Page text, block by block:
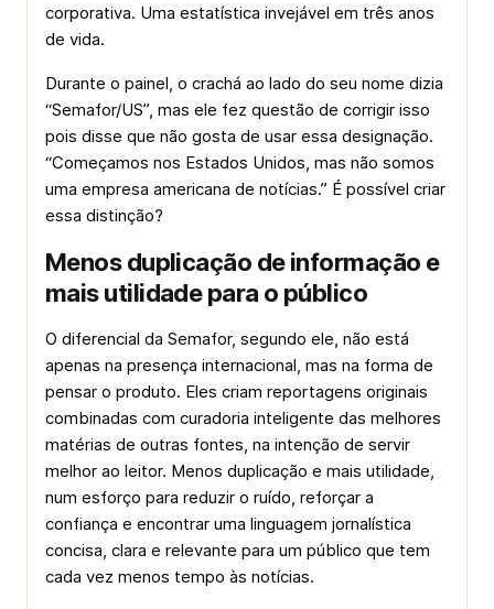
corporativa. Uma estatística invejável em três anos
de vida.
Durante o painel, o crachá ao lado do seu nome dizia
“Semafor/US”, mas ele fez questão de corrigir isso
pois disse que não gosta de usar essa designação.
“Começamos nos Estados Unidos, mas não somos
uma empresa americana de notícias.” É possível criar
essa distinção?
Menos duplicação de informação e
mais utilidade para o público
O diferencial da Semafor, segundo ele, não está
apenas na presença internacional, mas na forma de
pensar o produto. Eles criam reportagens originais
combinadas com curadoria inteligente das melhores
matérias de outras fontes, na intenção de servir
melhor ao leitor. Menos duplicação e mais utilidade,
num esforço para reduzir o ruído, reforçar a
confiança e encontrar uma linguagem jornalística
concisa, clara e relevante para um público que tem
cada vez menos tempo às notícias.